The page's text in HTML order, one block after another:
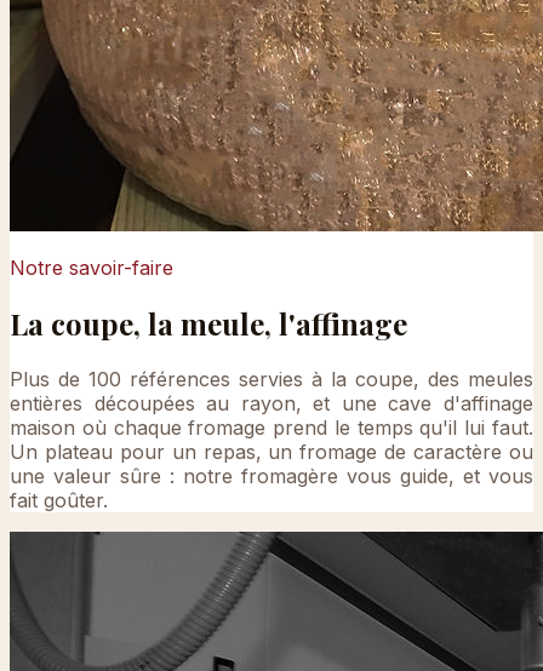
Notre savoir-faire
La coupe, la meule, l'affinage
Plus de 100 références servies à la coupe, des meules
entières découpées au rayon, et une cave d'affinage
maison où chaque fromage prend le temps qu'il lui faut.
Un plateau pour un repas, un fromage de caractère ou
une valeur sûre : notre fromagère vous guide, et vous
fait goûter.